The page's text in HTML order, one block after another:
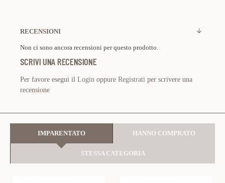
RECENSIONI
Non ci sono ancora recensioni per questo prodotto.
SCRIVI UNA RECENSIONE
Per favore esegui il Login oppure Registrati per scrivere una
recensione
IMPARENTATO HANNO COMPRATO
STESSA CATEGORIA